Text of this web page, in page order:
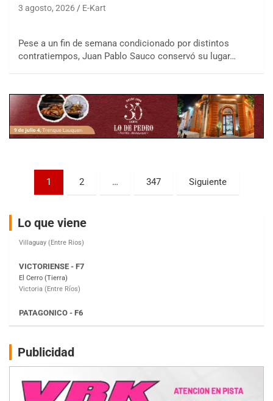
3 agosto, 2026 E-Kart
Pese a un fin de semana condicionado por distintos
contratiempos, Juan Pablo Sauco conservó su lugar…
Paginación
entradas
1 2 … 347 Siguiente
Lo que viene
COBERTURA ESPECIAL DE E-KART.COM.AR
08/09-AGO
Baradero (Buenos Aires)
KDO - F6
Ciudad de Trenque Lauquen (Asfalto)
Trenque Lauquen (Buenos Aires)
Villaguay (Entre Ríos)
El Cerro (Tierra)
Victoria (Entre Ríos)
Moto Club Reginense (Tierra)
Gral. E. Godoy (Río Negro)
Juventud Unida (Tierra)
Humboldt (Santa Fe)
NORESTE SANTAFESINO - F6
SUR SANTAFESINO - F4
Publicidad